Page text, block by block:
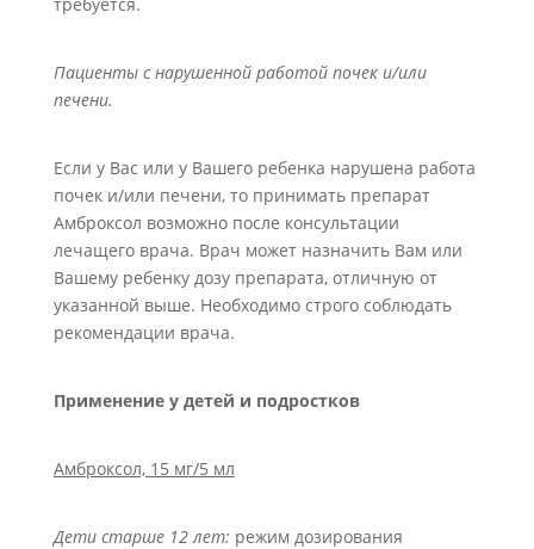
Пациенты с нарушенной работой почек и/или
печени.
Если у Вас или у Вашего ребенка нарушена работа
почек и/или печени, то принимать препарат
Амброксол возможно после консультации
лечащего врача. Врач может назначить Вам или
Вашему ребенку дозу препарата, отличную от
указанной выше. Необходимо строго соблюдать
рекомендации врача.
Применение у детей и подростков
Амброксол, 15 мг/5 мл
Дети старше 12 лет: режим дозирования